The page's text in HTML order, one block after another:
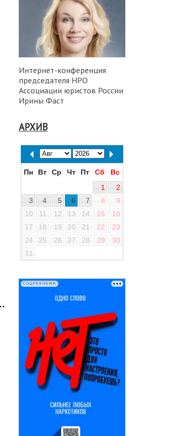
Интернет-конференция
председателя НРО
Ассоциации юристов России
Ирины Фаст
АРХИВ
Пн Вт Ср Чт Пт Сб
Вс
1
2
3
4 5 6 7 8
9
10
11 12 13 14 15
16
17
18 19 20 21 22
23
24
25 26 27 28 29
30
31
СОЦРЕКЛАМА